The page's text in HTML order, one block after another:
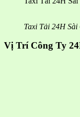
Taxi Tải 24H
Vị Trí Công Ty